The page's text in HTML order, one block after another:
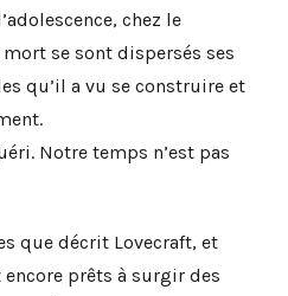
chez le
se sont dispersés ses
qu’il a vu se construire et
Notre temps n’est pas
que décrit Lovecraft, et
prêts à surgir des